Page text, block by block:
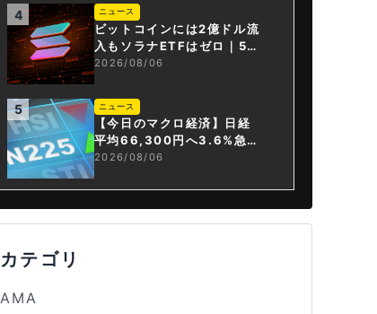
4 ニュース
ビットコインには2億ドル流
入もソラナETFはゼロ｜5営
業日連続で停止
2026/08/06
5 ニュース
【今日のマクロ経済】日経
平均66,300円へ3.6%急騰
もAI投資回収懸念が再燃
2026/08/06
カテゴリ
AMA